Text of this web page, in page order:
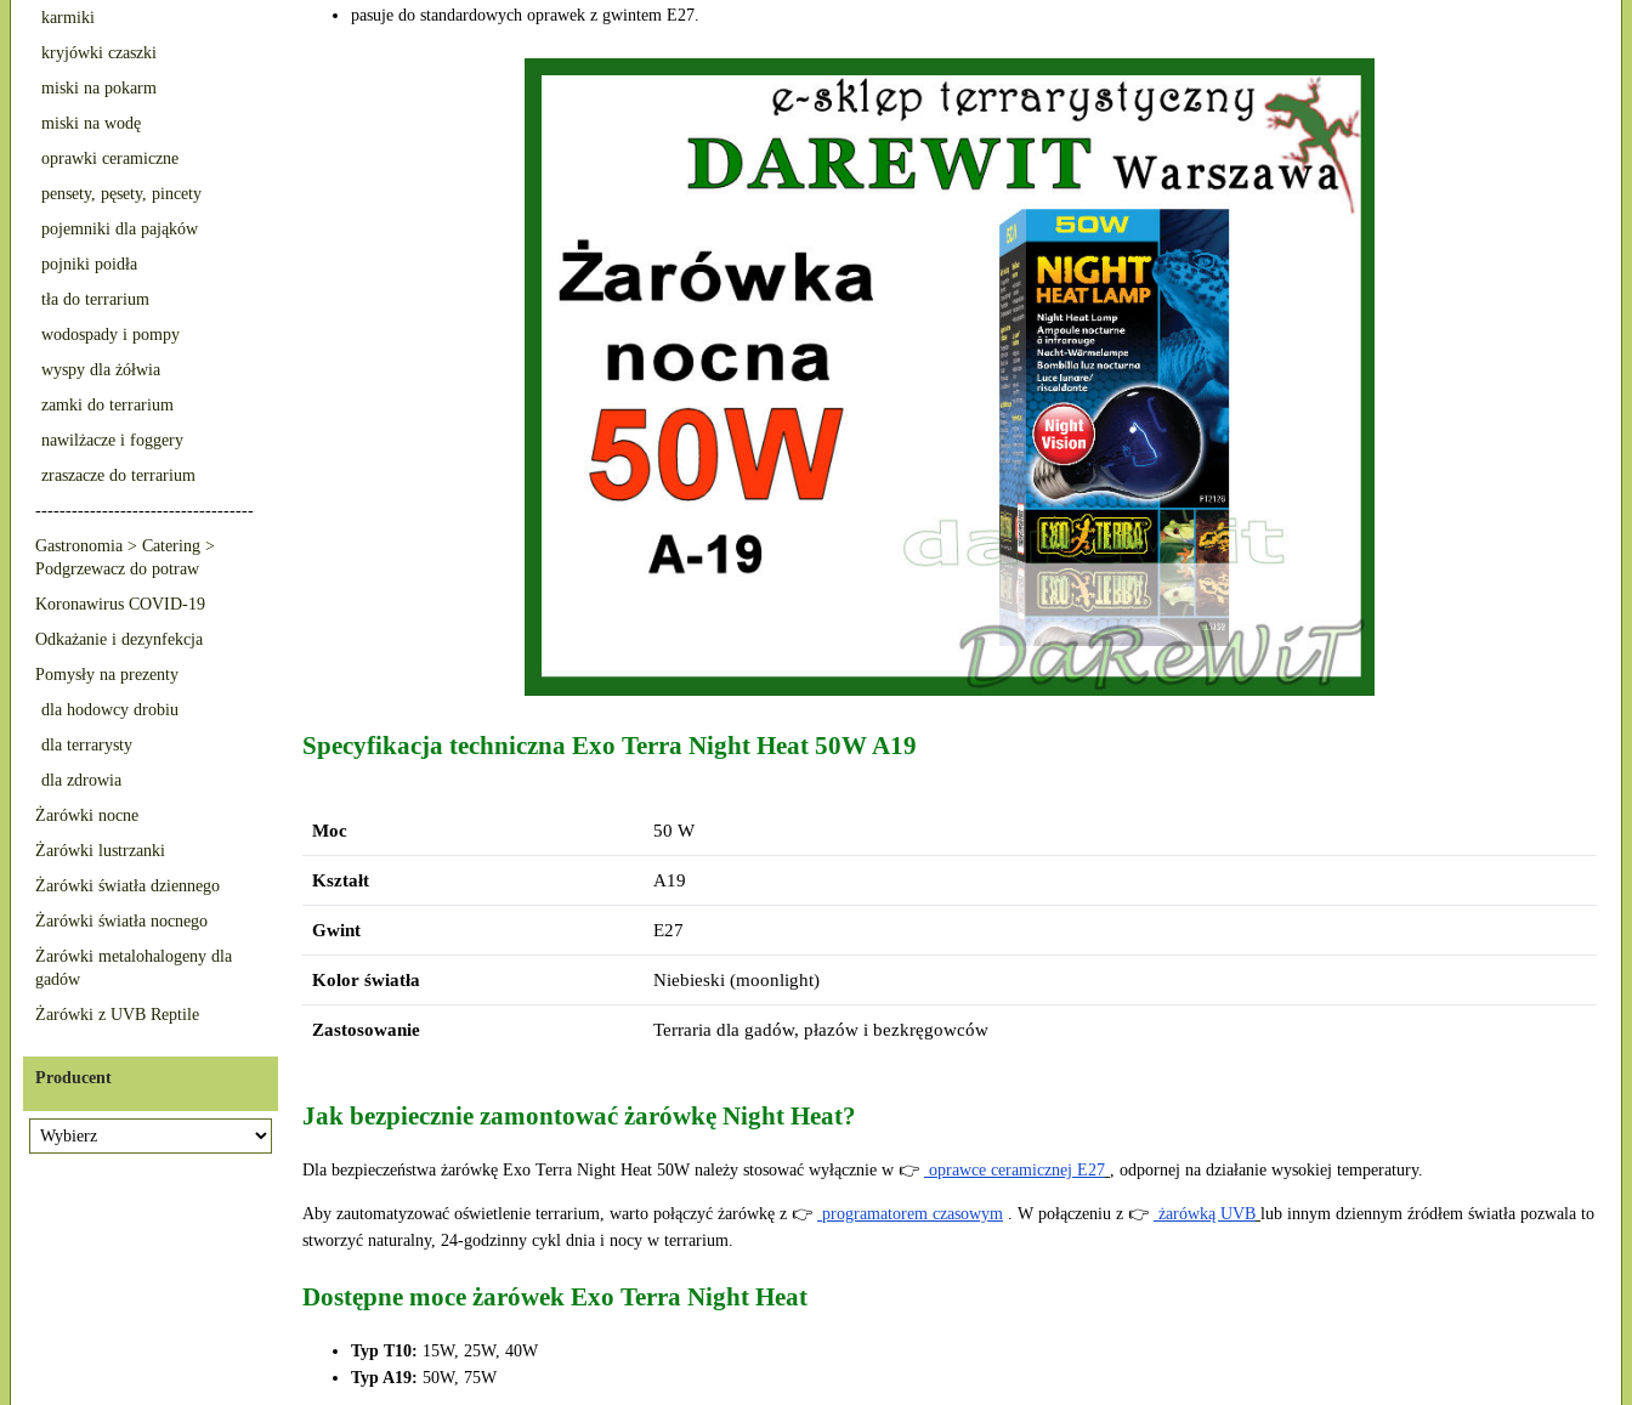
karmiki
kryjówki czaszki
miski na pokarm
miski na wodę
oprawki ceramiczne
pensety, pęsety, pincety
pojemniki dla pająków
pojniki poidła
tła do terrarium
wodospady i pompy
wyspy dla żółwia
zamki do terrarium
nawilżacze i foggery
zraszacze do terrarium
------------------------------------
Gastronomia > Catering >
Podgrzewacz do potraw
Koronawirus COVID-19
Odkażanie i dezynfekcja
Pomysły na prezenty
dla hodowcy drobiu
dla terrarysty
dla zdrowia
Żarówki nocne
Żarówki lustrzanki
Żarówki światła dziennego
Żarówki światła nocnego
Żarówki metalohalogeny dla
gadów
Żarówki z UVB Reptile
Producent
pasuje do standardowych oprawek z gwintem E27.
Specyfikacja techniczna Exo Terra Night Heat 50W A19
Moc 50 W
Kształt A19
Gwint E27
Kolor światła Niebieski (moonlight)
Zastosowanie Terraria dla gadów, płazów i bezkręgowców
Jak bezpiecznie zamontować żarówkę Night Heat?
Dla bezpieczeństwa żarówkę Exo Terra Night Heat 50W należy stosować wyłącznie w 👉 oprawce ceramicznej E27 , odpornej na działanie wysokiej temperatury.
Aby zautomatyzować oświetlenie terrarium, warto połączyć żarówkę z 👉 programatorem czasowym . W połączeniu z 👉 żarówką UVB lub innym dziennym źródłem światła pozwala to
stworzyć naturalny, 24-godzinny cykl dnia i nocy w terrarium.
Dostępne moce żarówek Exo Terra Night Heat
Typ T10: 15W, 25W, 40W
Typ A19: 50W, 75W